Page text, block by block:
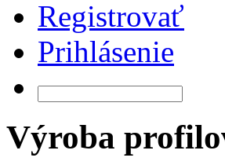
Registrovať
Prihlásenie
Výroba